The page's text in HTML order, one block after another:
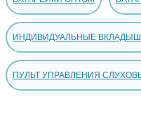
ИНДИВИДУАЛЬНЫЕ
ПУЛЬТ УПРАВЛЕНИЯ